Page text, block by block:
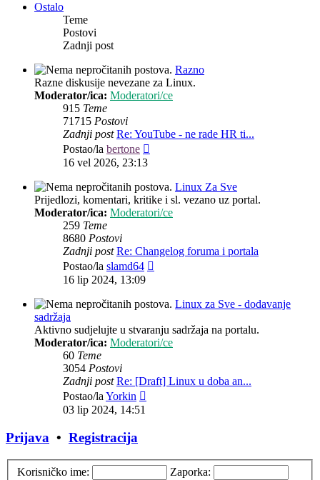
Ostalo
Teme
Postovi
Zadnji post
Razno
Razne diskusije nevezane za Linux.
Moderator/ica: Moderatori/ce
915 Teme
71715 Postovi
Zadnji post Re: YouTube - ne rade HR ti...
Postao/la bertone
16 vel 2026, 23:13
Linux Za Sve
Prijedlozi, komentari, kritike i sl. vezano uz portal.
Moderator/ica: Moderatori/ce
259 Teme
8680 Postovi
Zadnji post Re: Changelog foruma i portala
Postao/la slamd64
16 lip 2024, 13:09
Linux za Sve - dodavanje
sadržaja
Aktivno sudjelujte u stvaranju sadržaja na portalu.
Moderator/ica: Moderatori/ce
60 Teme
3054 Postovi
Zadnji post Re: [Draft] Linux u doba an...
Postao/laYorkin
03 lip 2024, 14:51
Prijava • Registracija
Korisničko ime:
Zaporka: